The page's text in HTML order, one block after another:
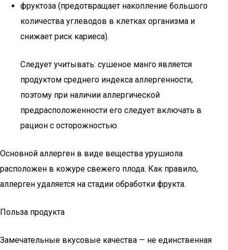
фруктоза (предотвращает накопление большого
количества углеводов в клетках организма и
снижает риск кариеса).
Следует учитывать: сушеное манго является
продуктом среднего индекса аллергенности,
поэтому при наличии аллергической
предрасположенности его следует включать в
рацион с осторожностью.
Основной аллерген в виде вещества урушиола
расположен в кожуре свежего плода. Как правило,
аллерген удаляется на стадии обработки фрукта.
Польза продукта
Замечательные вкусовые качества — не единственная